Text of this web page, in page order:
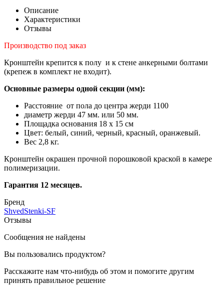
Описание
Характеристики
Отзывы
Производство под заказ
Кронштейн крепится к полу и к стене анкерными болтами
(крепеж в комплект не входит).
Основные размеры одной секции (мм):
Расстояние от пола до центра жерди 1100
диаметр жерди 47 мм. или 50 мм.
Площадка основания 18 x 15 см
Цвет: белый, синий, черный, красный, оранжевый.
Вес 2,8 кг.
Кронштейн окрашен прочной порошковой краской в камере
полимеризации.
Гарантия 12 месяцев.
Бренд
ShvedStenki-SF
Отзывы
Сообщения не найдены
Вы пользовались продуктом?
Расскажите нам что-нибудь об этом и помогите другим
принять правильное решение